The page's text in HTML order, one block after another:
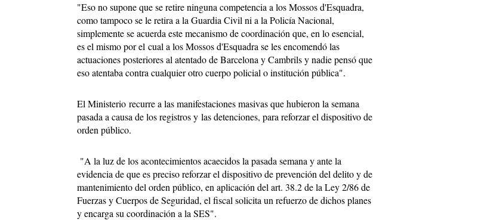
"Eso no supone que se retire ninguna competencia a los Mossos d'Esquadra,
como tampoco se le retira a la Guardia Civil ni a la Policía Nacional,
simplemente se acuerda este mecanismo de coordinación que, en lo esencial,
es el mismo por el cual a los Mossos d'Esquadra se les encomendó las
actuaciones posteriores al atentado de Barcelona y Cambrils y nadie pensó que
eso atentaba contra cualquier otro cuerpo policial o institución pública".
El Ministerio recurre a las manifestaciones masivas que hubieron la semana
pasada a causa de los registros y las detenciones, para reforzar el dispositivo de
orden público.
"A la luz de los acontecimientos acaecidos la pasada semana y ante la
evidencia de que es preciso reforzar el dispositivo de prevención del delito y de
mantenimiento del orden público, en aplicación del art. 38.2 de la Ley 2/86 de
Fuerzas y Cuerpos de Seguridad, el fiscal solicita un refuerzo de dichos planes
y encarga su coordinación a la SES".